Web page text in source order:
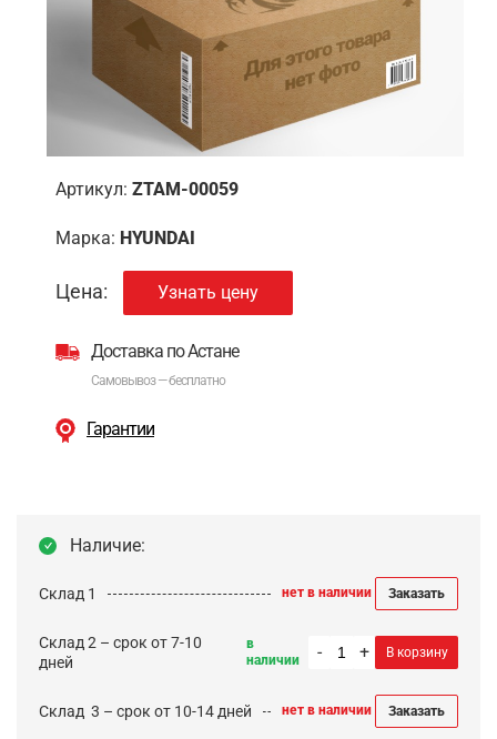
Артикул: ZTAM-00059
Марка: HYUNDAI
Цена: Узнать цену
Доставка по Астане
Самовывоз — бесплатно
Гарантии
Наличие:
Склад 1 нет в наличии Заказать
Склад 2 – срок от 7-10
дней
в
наличии
- + В корзину
Cклад 3 – срок от 10-14 дней нет в наличии Заказать